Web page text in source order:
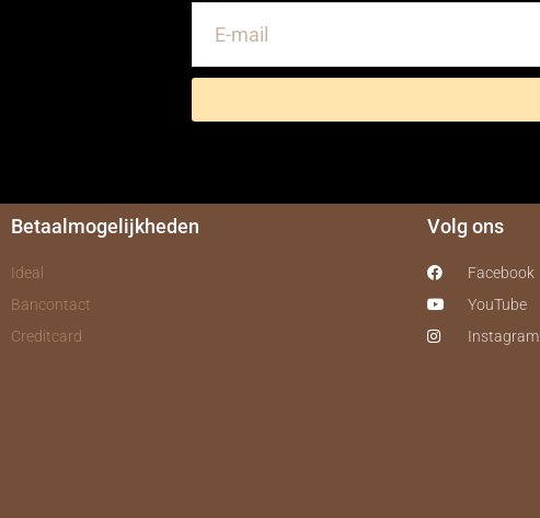
Betaalmogelijkheden
Ideal
Bancontact
Creditcard
Volg ons
Facebook
YouTube
Instagram